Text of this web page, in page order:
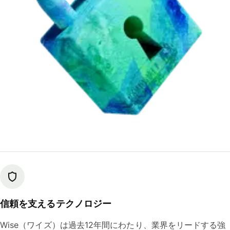
信頼を支えるテクノロジー
Wise（ワイズ）は過去12年間にわたり、業界をリードする強